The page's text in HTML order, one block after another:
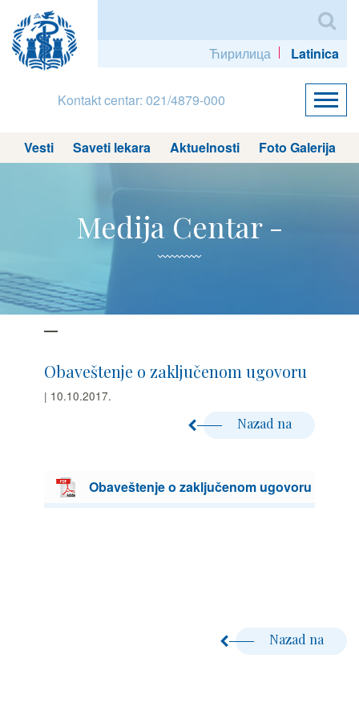
Ћирилица Latinica
Kontakt centar: 021/4879-000
Vesti Saveti lekara Aktuelnosti Foto Galerija
Medija Centar -
Obaveštenje o zaključenom ugovoru
| 10.10.2017.
Nazad na
Obaveštenje o zaključenom ugovoru
Nazad na